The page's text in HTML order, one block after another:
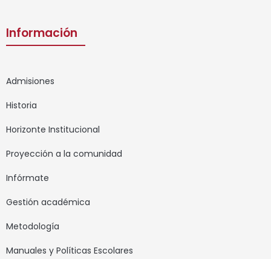
Información
Admisiones
Historia
Horizonte Institucional
Proyección a la comunidad
Infórmate
Gestión académica
Metodología
Manuales y Políticas Escolares